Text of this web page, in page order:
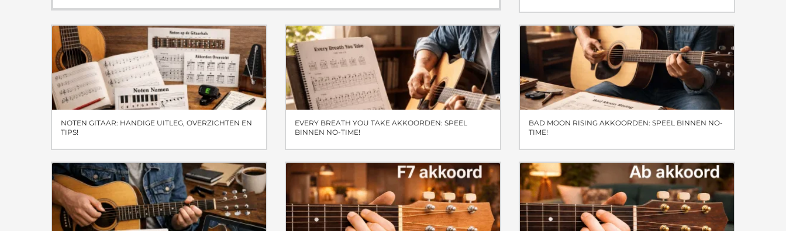
NOTEN GITAAR: HANDIGE UITLEG, OVERZICHTEN EN
TIPS!
EVERY BREATH YOU TAKE AKKOORDEN: SPEEL
BINNEN NO-TIME!
BAD MOON RISING AKKOORDEN: SPEEL BINNEN NO-
TIME!